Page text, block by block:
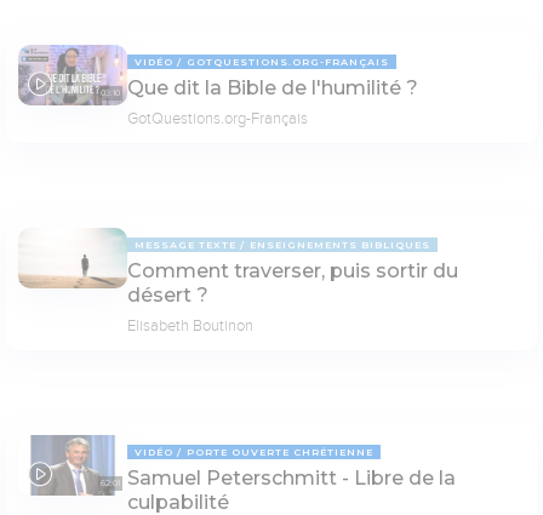
03:10
VIDÉO GOTQUESTIONS.ORG-FRANÇAIS
Que dit la Bible de l'humilité ?
GotQuestions.org-Français
MESSAGE TEXTE ENSEIGNEMENTS BIBLIQUES
Comment traverser, puis sortir du
désert ?
Elisabeth Boutinon
62:01
VIDÉO PORTE OUVERTE CHRÉTIENNE
Samuel Peterschmitt - Libre de la
culpabilité